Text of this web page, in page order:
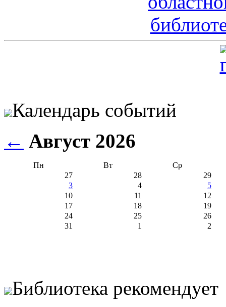
Календарь событий
← Август 2026
Пн Вт
Ср
27
28
29
3
4
5
10
11
12
17
18
19
24
25
26
31
1 2
Библиотека рекомендует